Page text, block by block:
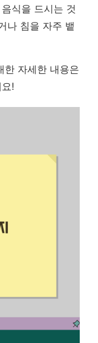
식을 드시는 것
나 침을 자주 뱉
한 자세한 내용은
!